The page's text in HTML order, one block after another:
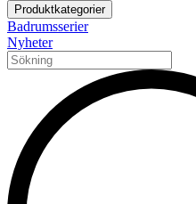
Produktkategorier
Badrumsserier
Nyheter